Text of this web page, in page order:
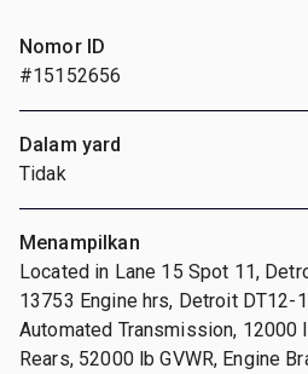
Nomor ID
#15152656
Dalam yard
Tidak
Menampilkan
Located in Lane 15 Spot 11,
13753 Engine hrs, Detroit DT12-
Automated Transmission, 12000
Rears, 52000 lb GVWR, Engine